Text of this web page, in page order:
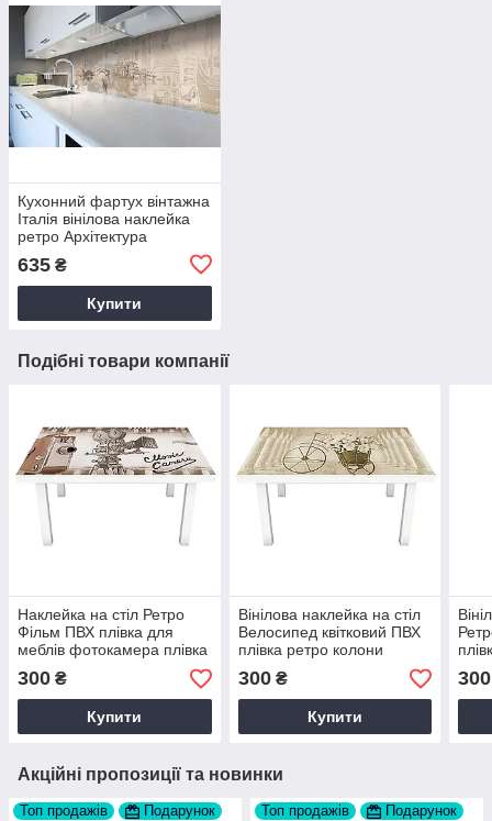
Кухонний фартух вінтажна
Італія вінілова наклейка
ретро Архітектура
Бежевий 60х250 см Happy
Pocket Z180881
635 ₴
Купити
Подібні товари компанії
Наклейка на стіл Ретро
Фільм ПВХ плівка для
меблів фотокамера плівка
Сірий 60х120 см Happy
Pocket Z180807
300 ₴
Купити
Вінілова наклейка на стіл
Велосипед квітковий ПВХ
плівка ретро колони
Бежевий 60х120 см Happy
Pocket Z180645
300₴
Купити
300
Акційні пропозиції та новинки
Топ продажів Подарунок Топ продажів Подарунок